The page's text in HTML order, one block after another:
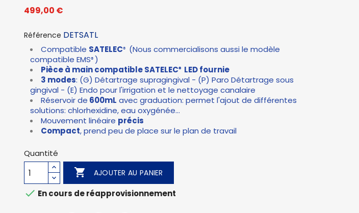
499,00 €
Référence DETSATL
Compatible SATELEC® (Nous commercialisons aussi le modèle
compatible EMS® )
Pièce à main compatible SATELEC® LED fournie
3 modes: (G) Détartrage supragingival - (P) Paro Détartrage sous
gingival - (E) Endo pour l'irrigation et le nettoyage canalaire
Réservoir de 600mL avec graduation: permet l'ajout de différentes
solutions: chlorhexidine, eau oxygénée...
Mouvement linéaire précis
Compact, prend peu de place sur le plan de travail
Quantité
 AJOUTER AU PANIER
 En cours de réapprovisionnement